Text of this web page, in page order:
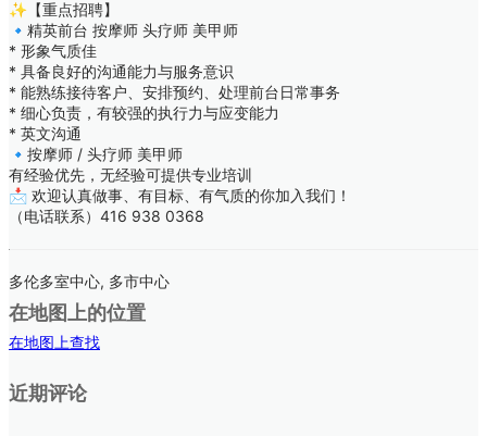
✨【重点招聘】
🔹精英前台 按摩师 头疗师 美甲师
* 形象气质佳
* 具备良好的沟通能力与服务意识
* 能熟练接待客户、安排预约、处理前台日常事务
* 细心负责，有较强的执行力与应变能力
* 英文沟通
🔹按摩师 / 头疗师 美甲师
有经验优先，无经验可提供专业培训
📩 欢迎认真做事、有目标、有气质的你加入我们！
（电话联系）416 938 0368
多伦多室中心, 多市中心
在地图上的位置
在地图上查找
近期评论